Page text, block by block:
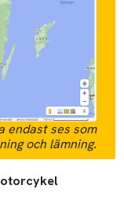
endast ses som
och lämning.